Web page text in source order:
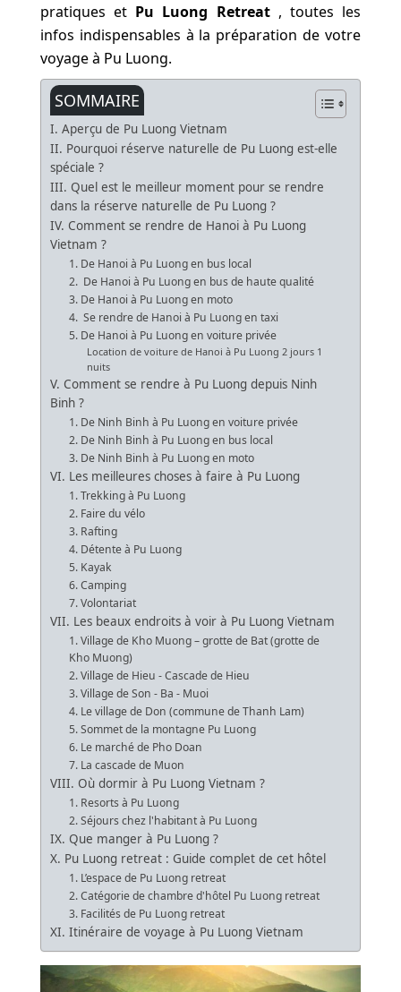
pratiques et Pu Luong Retreat, toutes les
infos indispensables à la préparation de votre
voyage à Pu Luong.
SOMMAIRE
I. Aperçu de Pu Luong Vietnam
II. Pourquoi réserve naturelle de Pu Luong est-elle
spéciale ?
III. Quel est le meilleur moment pour se rendre
dans la réserve naturelle de Pu Luong ?
IV. Comment se rendre de Hanoi à Pu Luong
Vietnam ?
1. De Hanoi à Pu Luong en bus local
2. De Hanoi à Pu Luong en bus de haute qualité
3. De Hanoi à Pu Luong en moto
4. Se rendre de Hanoi à Pu Luong en taxi
5. De Hanoi à Pu Luong en voiture privée
Location de voiture de Hanoi à Pu Luong 2 jours 1
nuits
V. Comment se rendre à Pu Luong depuis Ninh
Binh ?
1. De Ninh Binh à Pu Luong en voiture privée
2. De Ninh Binh à Pu Luong en bus local
3. De Ninh Binh à Pu Luong en moto
VI. Les meilleures choses à faire à Pu Luong
1. Trekking à Pu Luong
2. Faire du vélo
3. Rafting
4. Détente à Pu Luong
5. Kayak
6. Camping
7. Volontariat
VII. Les beaux endroits à voir à Pu Luong Vietnam
1. Village de Kho Muong – grotte de Bat (grotte de
Kho Muong)
2. Village de Hieu - Cascade de Hieu
3. Village de Son - Ba - Muoi
4. Le village de Don (commune de Thanh Lam)
5. Sommet de la montagne Pu Luong
6. Le marché de Pho Doan
7. La cascade de Muon
VIII. Où dormir à Pu Luong Vietnam ?
1. Resorts à Pu Luong
2. Séjours chez l'habitant à Pu Luong
IX. Que manger à Pu Luong ?
X. Pu Luong retreat : Guide complet de cet hôtel
1. L’espace de Pu Luong retreat
2. Catégorie de chambre d'hôtel Pu Luong retreat
3. Facilités de Pu Luong retreat
XI. Itinéraire de voyage à Pu Luong Vietnam